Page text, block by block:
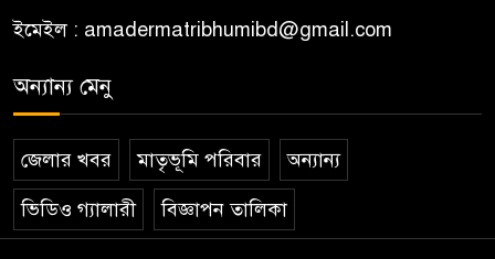
ইমেইল : amadermatribhumibd@gmail.com
অন্যান্য মেনু
জেলার খবর মাতৃভূমি পরিবার অন্যান্য
ভিডিও গ্যালারী বিজ্ঞাপন তালিকা